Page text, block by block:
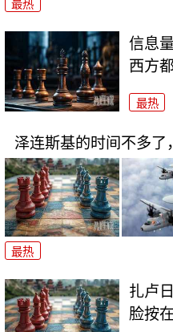
最热
信息
西方
最热
泽连斯基的时间不多了
最热
扎卢
脸按